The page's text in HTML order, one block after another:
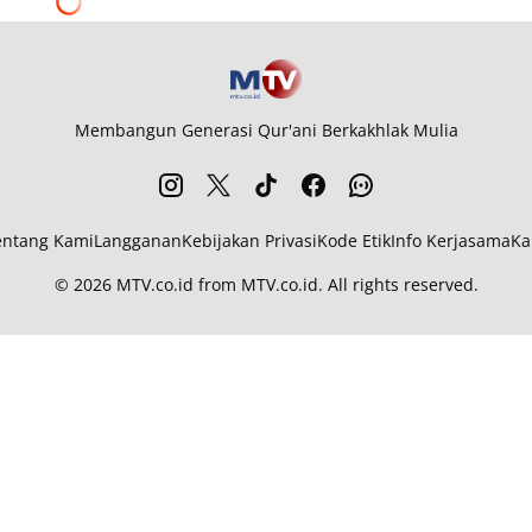
Membangun Generasi Qur'ani Berkakhlak Mulia
KamiLanggananKebijakan PrivasiKode EtikInfo Kerjasama
© 2026 MTV.co.id from MTV.co.id. All rights reserved.